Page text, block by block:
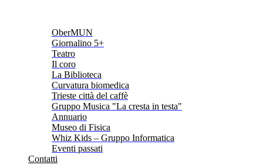
OberMUN
Giornalino 5+
Teatro
Il coro
La Biblioteca
Curvatura biomedica
Trieste città del caffè
Gruppo Musica "La cresta in testa"
Annuario
Museo di Fisica
Whiz Kids – Gruppo Informatica
Eventi passati
Contatti